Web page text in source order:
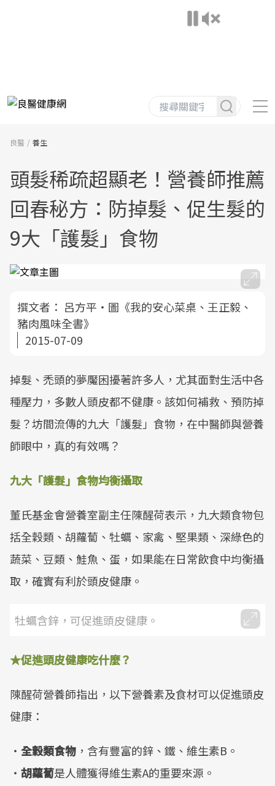
良醫 養生
頭髮稀疏超顯老！營養師推薦
回春秘方：防掉髮、促生髮的
9大「護髮」食物
撰文者： 呂方平‧圖《我的安心菜桌、王正毅、
豬肉風味全書》
2015-07-09
掉髮、禿頭的夢魘困擾著許多人，尤其面對生活中各
種壓力，多數人頭皮都不健康。該如何補救、預防掉
髮？坊間流傳的九大「護髮」食物，在中醫師與營養
師眼中，真的有效嗎？
九大「護髮」食物均衡攝取
董氏基金會營養室副主任陳醒荷表示，九大類食物包
括全穀類、胡蘿蔔、牡蠣、家禽、堅果類、深綠色的
蔬菜、豆類、鮭魚、蛋，如果能在日常飲食中均衡攝
取，確實有利於頭皮健康。
牡蠣含鋅，可促進頭皮健康。
★促進頭皮健康吃什麼？
陳醒荷營養師指出，以下營養素及食材可以促進頭皮
健康：
‧ 全穀類食物 ，含有豐富的鋅、鐵、維生素B。
‧ 胡蘿蔔是人體獲得維生素A的重要來源。